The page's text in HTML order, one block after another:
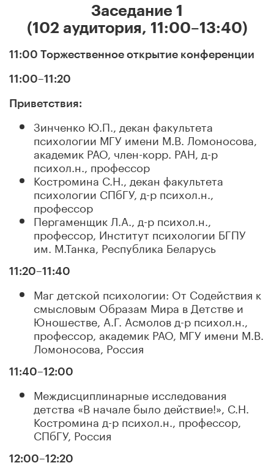
Заседание 1
(102 аудитория, 11:00–13:40)
11:00 Торжественное открытие конференции
11:00–11:20
Приветствия:
Зинченко Ю.П., декан факультета
психологии МГУ имени М.В. Ломоносова,
академик РАО, член-корр. РАН, д-р
психол.н., профессор
Костромина С.Н., декан факультета
психологии СПбГУ, д-р психол.н.,
профессор
Пергаменщик Л.А., д-р психол.н.,
профессор, Институт психологии БГПУ
им. М.Танка, Республика Беларусь
11:20–11:40
Маг детской психологии: От Содействия к
смысловым Образам Мира в Детстве и
Юношестве, А.Г. Асмолов д-р психол.н.,
профессор, академик РАО, МГУ имени М.В.
Ломоносова, Россия
11:40–12:00
Междисциплинарные исследования
детства «В начале было действие!», С.Н.
Костромина д-р психол.н., профессор,
СПбГУ, Россия
12:00–12:20